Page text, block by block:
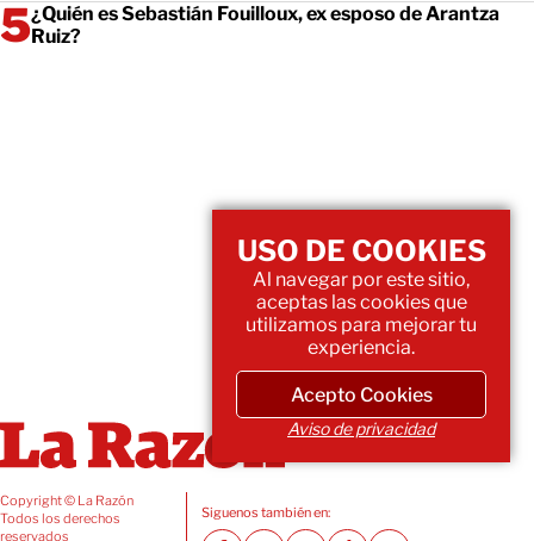
¿Quién es Sebastián Fouilloux, ex esposo de Arantza
Ruiz?
Copyright © La Razón
Todos los derechos
reservados
Siguenos también en:
USO DE COOKIES
Al navegar por este sitio,
aceptas las cookies que
utilizamos para mejorar tu
experiencia.
Acepto Cookies
Aviso de privacidad